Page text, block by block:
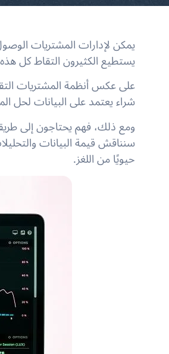
يمكن لإدارات المشتريات
يستطيع الكثيرون التقاط كل
على عكس أنظمة المشتريات
شراء يعتمد على البيانات لحل
ومع ذلك، فهم يحتاجون إلى
سنناقش قيمة البيانات
حيويًا من اللغز.